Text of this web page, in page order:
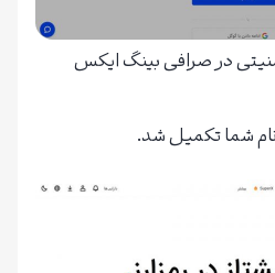
در صرافی بینگ ایکس
شما تکمیل شد.